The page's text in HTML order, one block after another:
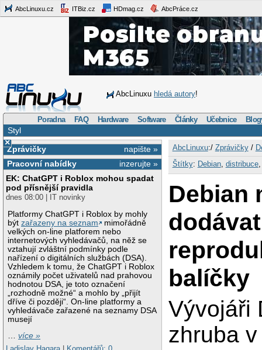
AbcLinuxu.cz ITBiz.cz HDmag.cz AbcPráce.cz
AbcLinuxu hledá autory!
Poradna FAQ Hardware Software Články Učebnice
Styl
×
napište »
Zprávičky
inzerujte »
Pracovní nabídky
EK: ChatGPT i Roblox mohou spadat
pod přísnější pravidla
dnes 08:00 | IT novinky
Platformy ChatGPT i Roblox by mohly
býtzařazeny na seznam
mimořádně
velkých on-line platforem nebo
internetových vyhledávačů, na něž se
vztahují zvláštní podmínky podle
nařízení o digitálních službách (DSA).
Vzhledem k tomu, že ChatGPT i Roblox
oznámily počet uživatelů nad prahovou
hodnotou DSA, je toto označení
„rozhodně možné“ a mohlo by „přijít
dříve či později“. On-line platformy a
vyhledávače zařazené na seznamy DSA
musejí
…více »
AbcLinuxu:/ Zprávičky/
Štítky: Debian, distribuce
Debian
dodávat
balíčky
Vývojáři
zhruba